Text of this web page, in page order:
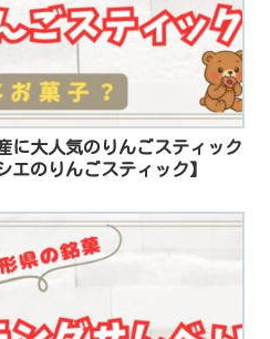
に大人気のりんごスティック
エのりんごスティック】